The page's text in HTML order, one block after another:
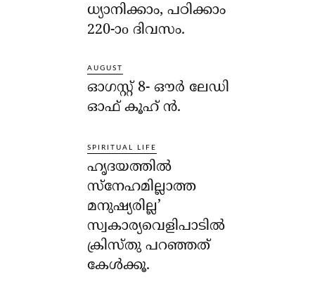
ധ്യാനിക്കാം, പഠിക്കാം
220-ാo ദിവസം.
AUGUST
ഓഗസ്റ്റ് 8- ഔര്‍ ലേഡി
ഓഫ് കൂഹ് ന്‍.
SPIRITUAL LIFE
ഹൃദയത്തില്‍
സ്‌നേഹമില്ലാത്ത
മനുഷ്യരില്ല’
സ്വകാര്യവെളിപാടില്‍
ക്രിസ്തു പറഞ്ഞത്
കേള്‍ക്കൂ.